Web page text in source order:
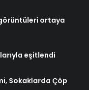
ortaya
eşitlendi
Sokaklarda Çöp